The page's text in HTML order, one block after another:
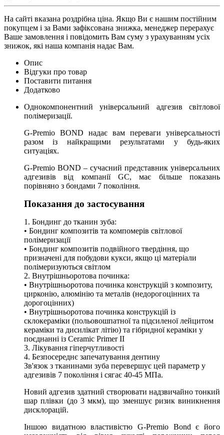
На сайті вказана роздрібна ціна. Якщо Ви є нашим постійним
покупцем і за Вами зафіксована знижка, менеджер перерахує
Ваше замовлення і повідомить Вам суму з урахуванням усіх
знижок, які наша компанія надає Вам.
Опис
Відгуки про товар
Поставити питання
Додатково
Однокомпонентний універсальний адгезив світлової
полімеризації.
G-Premio BOND надає вам переваги універсальності
разом із найкращими результатами у будь-яких
ситуаціях.
G-Premio BOND – сучасний представник універсальних
адгезивів від компанії GC, має більше показань
порівняно з бондами 7 покоління.
Показання до застосування
1. Бондинг до тканин зуба:
• Бондинг композитів та компомерів світлової
полімеризації
• Бондинг композитів подвійного твердіння, що
призначені для побудови кукси, якщо ці матеріали
полімеризуються світлом
2. Внутрішньоротова починка:
• Внутрішньоротова починка конструкцій з композиту,
цирконію, алюмінію та металів (недорогоцінних та
дорогоцінних)
• Внутрішньоротова починка конструкцій із
склокераміки (польовошпатної та підсиленої лейцитом
кераміки та дисилікат літію) та гібридної кераміки у
поєднанні із Ceramic Primer II
3. Лікування гіперчутливості
4. Безпосереднє запечатування дентину
Зв'язок з тканинами зуба перевершує цей параметр у
адгезивів 7 покоління і сягає 40-45 МПа.
Новий адгезив здатний створювати надзвичайно тонкий
шар плівки (до 3 мкм), що зменшує ризик виникнення
дисклорацій.
Іншою видатною властивістю G-Premio Bond є його